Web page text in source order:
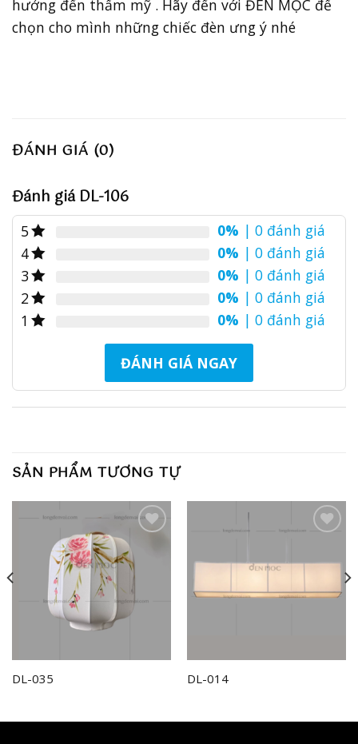
hưởng đến thẩm mỹ . Hãy đến với ĐÈN MỘC để
chọn cho mình những chiếc đèn ưng ý nhé
ĐÁNH GIÁ (0)
Đánh giá DL-106
5 0% | 0 đánh giá
4
0% | 0 đánh giá
3
0% | 0 đánh giá
2
0% | 0 đánh giá
1
0% | 0 đánh giá
ĐÁNH GIÁ NGAY
SẢN PHẨM TƯƠNG TỰ
Add to
wishlist
DL-035 DL-014